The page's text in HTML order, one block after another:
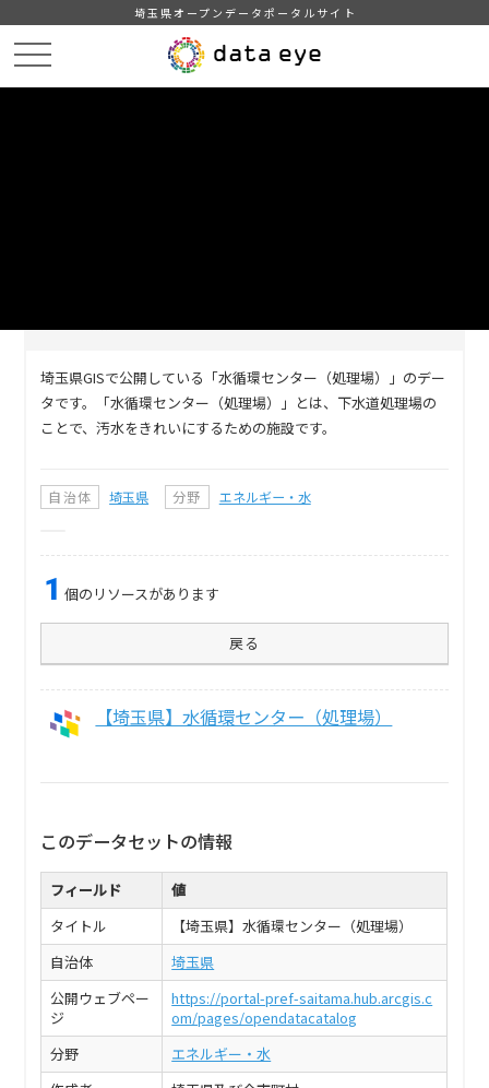
埼玉県オープンデータポータルサイト
埼玉県GISで公開している「水循環センター（処理場）」のデー
タです。「水循環センター（処理場）」とは、下水道処理場の
ことで、汚水をきれいにするための施設です。
自治体 埼玉県 分野 エネルギー・水
1 個のリソースがあります
戻る
【埼玉県】水循環センター（処理場）
このデータセットの情報
フィールド
値
タイトル
【埼玉県】水循環センター（処理場）
自治体
埼玉県
公開ウェブペー
ジ
https://portal-pref-saitama.hub.arcgis.c
om/pages/opendatacatalog
分野
エネルギー・水